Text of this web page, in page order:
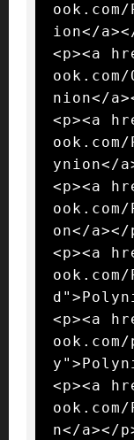
ion</
<p><a
nion</
<p><a
ynion</
<p><a
on</a></
<p><a
<p><a
<p><a
n</a></